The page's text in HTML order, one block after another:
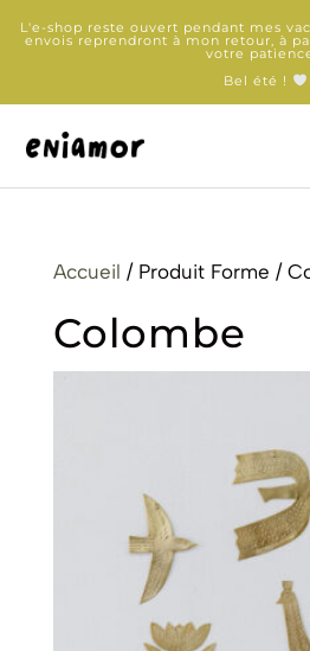
L'e-shop reste ouvert pendant mes
envois reprendront à mon retour, à
votre
Bel été !
Accueil / Produit Forme /
Colombe